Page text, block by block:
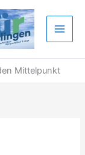
Mittelpunkt